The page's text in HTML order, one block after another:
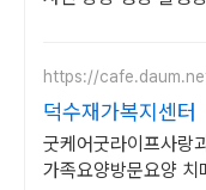
https://
덕수재가복지센터
굿케어굿라이프사랑
가족요양방문요양 치